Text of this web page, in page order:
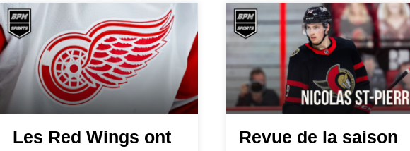
Les Red Wings ont
Revue de la saison